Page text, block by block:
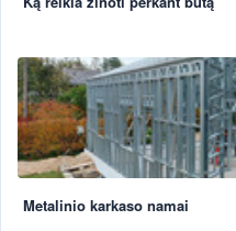
Metalinio karkaso namai